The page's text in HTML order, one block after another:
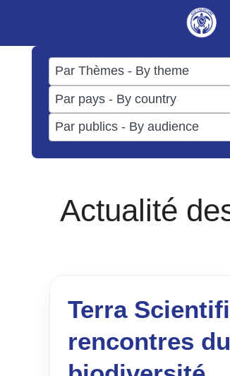
contenu
17
results
available
50
results
available
results
available
Actualité
Terra
rencontres